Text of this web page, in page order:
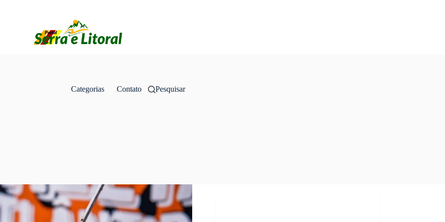
Categorias Contato Pesquisar